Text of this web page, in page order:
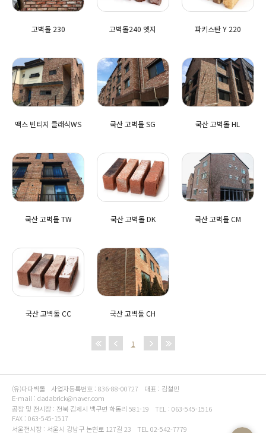
고벽돌 230 고벽돌240 엣지 파키스탄 Y 220
맥스 빈티지 클래식WS 국산 고벽돌 SG 국산 고벽돌 HL
국산 고벽돌 TW 국산 고벽돌 DK 국산 고벽돌 CM
국산 고벽돌 CC 국산 고벽돌 CH
1
(유)다다벽돌 사업자등록번호 : 836-88-00727
대표 : 김철민
E-mail : dadabrick@naver.com
공장 및 전시장 : 전북 김제시 백구면 학동리 581-19
TEL : 063-545-1516
FAX : 063-545-1517
서울전시장 : 서울시 강남구 논현로 127길 23
TEL 02-542-7779